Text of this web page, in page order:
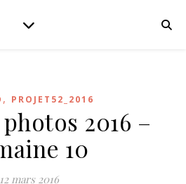
, PROJET52_2016
2016 –
10
12 mars 2016